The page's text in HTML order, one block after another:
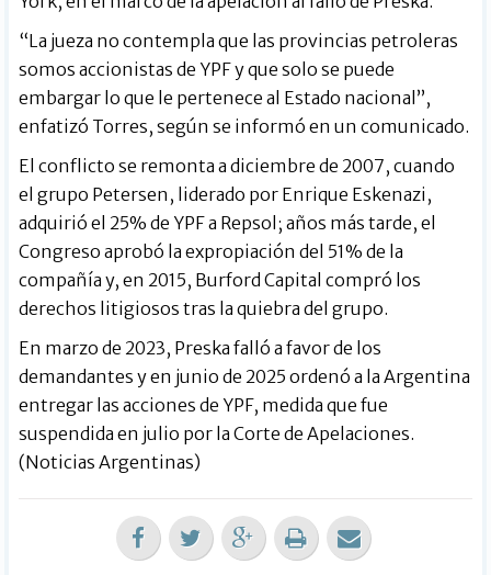
“La jueza no contempla que las provincias petroleras
somos accionistas de YPF y que solo se puede
embargar lo que le pertenece al Estado nacional”,
enfatizó Torres, según se informó en un comunicado.
El conflicto se remonta a diciembre de 2007, cuando
el grupo Petersen, liderado por Enrique Eskenazi,
adquirió el 25% de YPF a Repsol; años más tarde, el
Congreso aprobó la expropiación del 51% de la
compañía y, en 2015, Burford Capital compró los
derechos litigiosos tras la quiebra del grupo.
En marzo de 2023, Preska falló a favor de los
demandantes y en junio de 2025 ordenó a la Argentina
entregar las acciones de YPF, medida que fue
suspendida en julio por la Corte de Apelaciones.
(Noticias Argentinas)